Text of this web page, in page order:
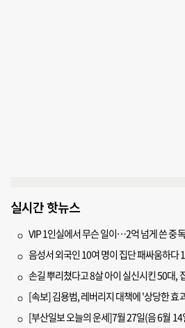
실시간 핫뉴스
VIP 1인실에서 무슨 일이…2억 넘게 쓴 중
음성서 외국인 10여 명이 집단 패싸움하다
손길 뿌리쳤다고 8살 아이 실신시킨 50대,
[부산일보 오늘의 운세]7월 27일(음 6월 14